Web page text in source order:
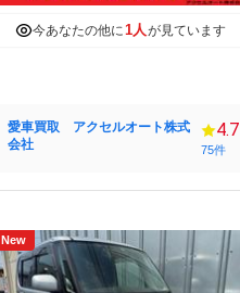
今あなたの他に1人が見ています
愛車買取 アクセルオート株式
会社
4.7
75件
New